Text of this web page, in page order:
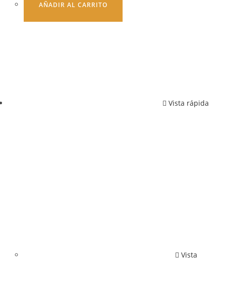
AÑADIR AL CARRITO
Vista rápida
Vista